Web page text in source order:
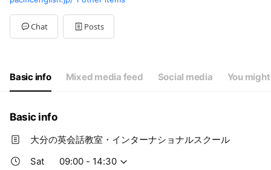
Mon09:00 - 19:00
Tue09:00 - 19:00
Wed09:00 - 19:00
09:00 - 14:30
上記は異なる場合がございます。アプリをご確認ください。
Chat Posts
Basic info Mixed media feed Social media You
Basic info
大分の英会話教室・インターナショナルスクール
Sat
09:00 - 14:30